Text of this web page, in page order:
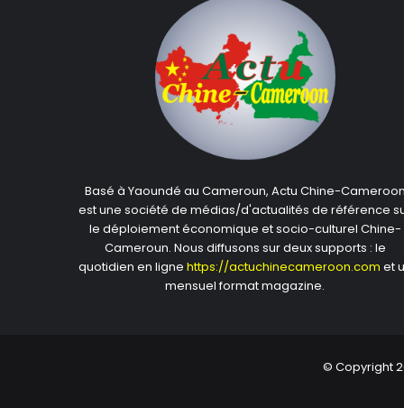
Basé à Yaoundé au Cameroun, Actu Chine-Cameroon
est une société de médias/d'actualités de référence
le déploiement économique et socio-culturel Chine-
Cameroun. Nous diffusons sur deux supports : le
quotidien en ligne https://actuchinecameroon.com et
mensuel format magazine.
© Copyright